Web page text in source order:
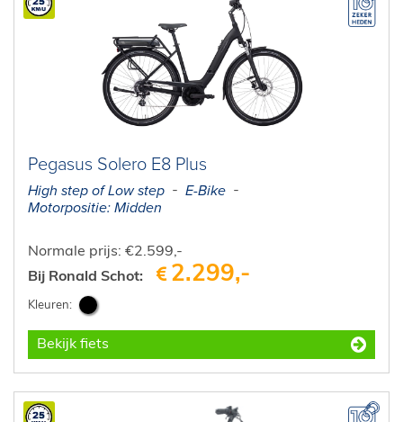
Pegasus Solero E8 Plus
High step of Low step
E-Bike
Motorpositie: Midden
Normale prijs: €2.599,-
Bij Ronald Schot:
2.299,-
Bekijk fiets